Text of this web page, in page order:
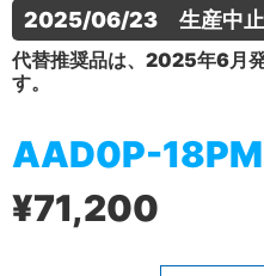
2025/06/23　生産中
代替推奨品は、2025年6月
す。
AAD0P-
¥71,200